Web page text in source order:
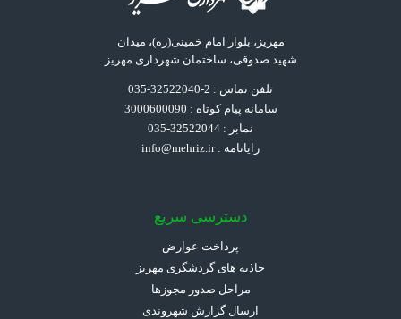
مهریز، بلوار امام خمینی(ره)، میدان
شهید صدوقی، ساختمان شهرداری مهریز
تلفن تماس : 2-32522040-035
سامانه پیام کوتاه : 3000600090
نمابر : 32522044-035
رایانامه :info@mehriz.ir
دسترسی سریع
پرداخت عوارض
جاذبه های گردشگری مهریز
مراحل صدور مجوزها
ارسال گزارش شهروندی